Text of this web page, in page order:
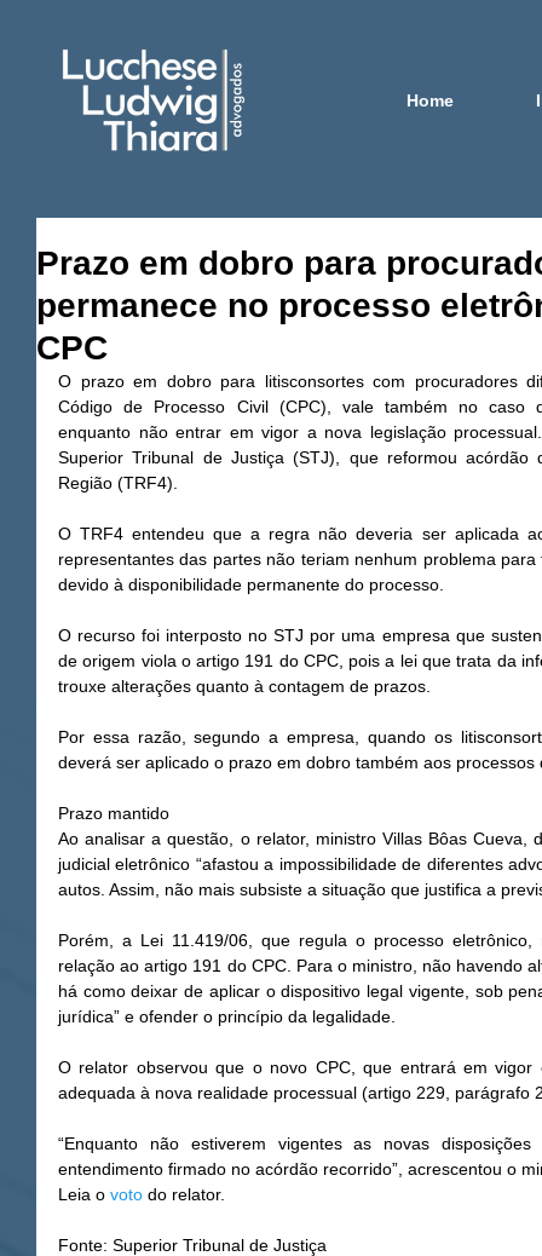
Home
Prazo em dobro para
permanece no processo
CPC
O prazo em dobro para litisconsortes com procuradores
Código de Processo Civil (CPC), vale também no caso
enquanto não entrar em vigor a nova legislação
Superior Tribunal de Justiça (STJ), que reformou acórdão
Região (TRF4).
O TRF4 entendeu que a regra não deveria ser aplicada
representantes das partes não teriam nenhum problema
devido à disponibilidade permanente do processo.
O recurso foi interposto no STJ por uma empresa que
de origem viola o artigo 191 do CPC, pois a lei que trata da
trouxe alterações quanto à contagem de prazos.
Por essa razão, segundo a empresa, quando os
deverá ser aplicado o prazo em dobro também aos
Prazo mantido
Ao analisar a questão, o relator, ministro Villas Bôas Cueva,
judicial eletrônico “afastou a impossibilidade de diferentes
autos. Assim, não mais subsiste a situação que justifica a
Porém, a Lei 11.419/06, que regula o processo
relação ao artigo 191 do CPC. Para o ministro, não havendo
há como deixar de aplicar o dispositivo legal vigente, sob
jurídica” e ofender o princípio da legalidade.
O relator observou que o novo CPC, que entrará em
adequada à nova realidade processual (artigo 229, parágrafo
“Enquanto não estiverem vigentes as novas
entendimento firmado no acórdão recorrido”, acrescentou o
Leia o voto do relator.
Fonte: Superior Tribunal de Justiça